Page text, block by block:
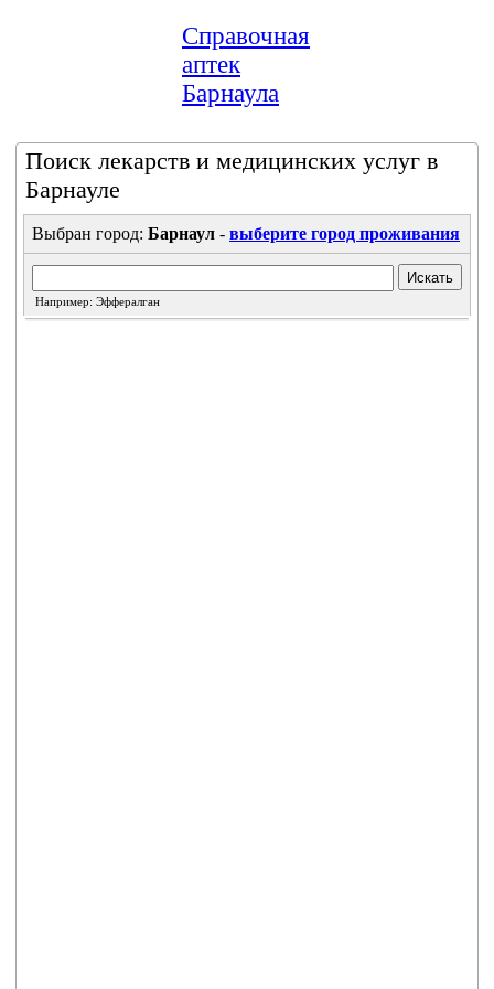
Справочная
аптек
Барнаула
Поиск лекарств и медицинских услуг в
Барнауле
Выбран город: Барнаул - выберите город проживания
Искать
Например: Эффералган